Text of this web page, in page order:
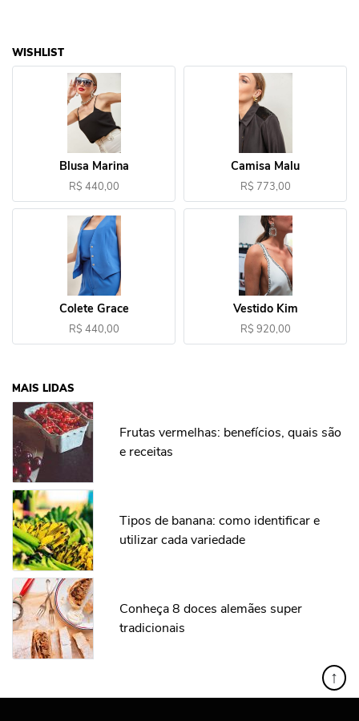
WISHLIST
Blusa Marina
R$ 440,00
Camisa Malu
R$ 773,00
Colete Grace
R$ 440,00
Vestido Kim
R$ 920,00
MAIS LIDAS
Frutas vermelhas: benefícios, quais são
e receitas
Tipos de banana: como identificar e
utilizar cada variedade
Conheça 8 doces alemães super
tradicionais
↑